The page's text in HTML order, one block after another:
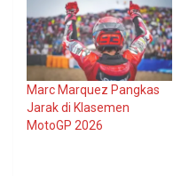
Marc Marquez Pangkas
Jarak di Klasemen
MotoGP 2026